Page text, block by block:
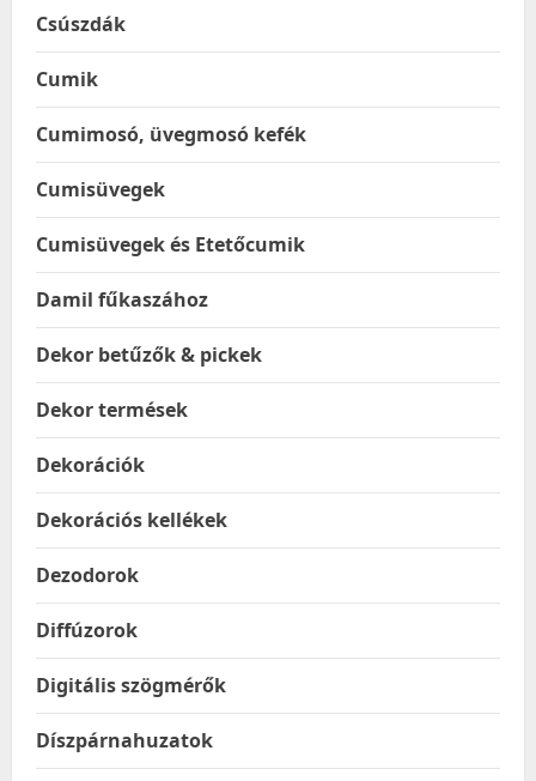
Csúszdák
Cumik
Cumimosó, üvegmosó kefék
Cumisüvegek
Cumisüvegek és Etetőcumik
Damil fűkaszához
Dekor betűzők & pickek
Dekor termések
Dekorációk
Dekorációs kellékek
Dezodorok
Diffúzorok
Digitális szögmérők
Díszpárnahuzatok